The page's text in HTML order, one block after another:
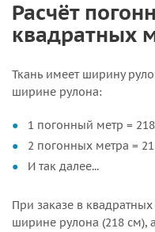
Расчёт
квадратных
Ткань имеет ширину
ширине рулона:
1 погонный метр =
2 погонных метра =
И так далее...
При заказе в квадратных
ширине рулона (218 см),